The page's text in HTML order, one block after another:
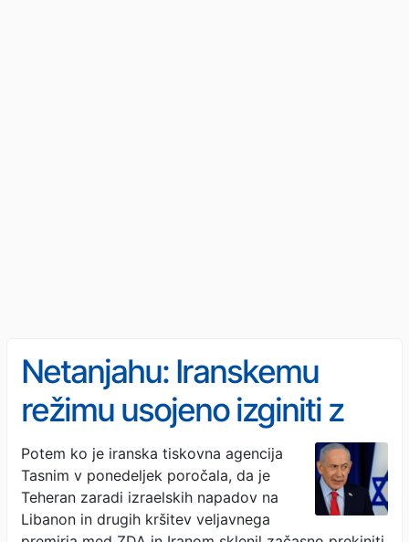
Netanjahu: Iranskemu
režimu usojeno izginiti z
obličja sveta
Potem ko je iranska tiskovna agencija
Tasnim v ponedeljek poročala, da je
Teheran zaradi izraelskih napadov na
Libanon in drugih kršitev veljavnega